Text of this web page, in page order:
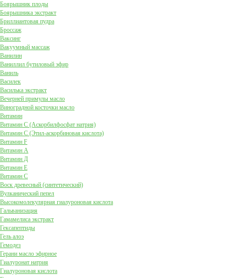
Боярышник плоды
Боярышника экстракт
Бриллиантовая пудра
Броссаж
Ваксинг
Вакуумный массаж
Ванилин
Ваниллил бутиловый эфир
Ваниль
Василек
Василька экстракт
Вечерней примулы масло
Виноградной косточки масло
Витамин
Витамин C (Аскорбилфосфат натрия)
Витамин C (Этил-аскорбиновая кислота)
Витамин F
Витамин А
Витамин Д
Витамин Е
Витамин С
Воск древесный (синтетический)
Вулканический пепел
Высокомолекулярная гиалуроновая кислота
Гальванизация
Гамамелиса экстракт
Гексапептиды
Гель алоэ
Гемодез
Герани масло эфирное
Гиалуронат натрия
Гиалуроновая кислота